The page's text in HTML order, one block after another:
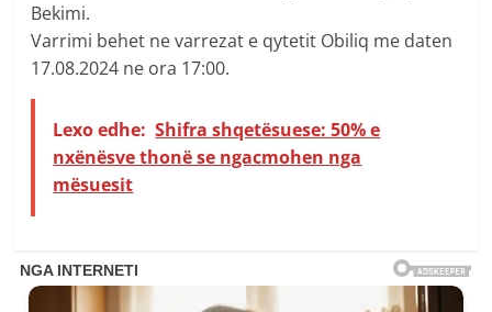
Bekimi.
Varrimi behet ne varrezat e qytetit Obiliq me daten
17.08.2024 ne ora 17:00.
Lexo edhe: Shifra shqetësuese: 50% e
nxënësve thonë se ngacmohen nga
mësuesit